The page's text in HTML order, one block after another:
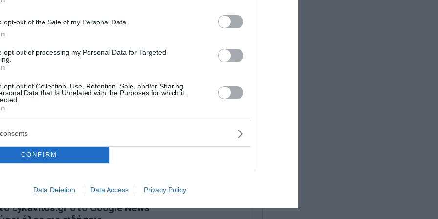
opt-out of the Sale of my Personal Data.
opt-out of processing my Personal Data for Targeted
opt-out of Collection, Use, Retention, Sale, and/or Sharing
Data that Is Unrelated with the Purposes for which it
CONFIRM
Data Deletion Data Access Privacy Policy
ένα φρεσκοπλυμένο εσώρουχο, το οποίο φέρεται να έχει
που προκαλεί εντύπωση είναι ότι, κατά την εξέταση του
αλκοόλ. Ωστόσο, η εικόνα του δεν έδειχνε κάτι τέτοιο. Αυτό
και άλλα σημεία του σώματός του με οινόπνευμα.
κατηγορούμενου, ενώ στα νύχια της 54χρονης βρέθηκε
του Ναυαρίνου από το Νιόκαστρο
Lykavitos.gr στο Google News